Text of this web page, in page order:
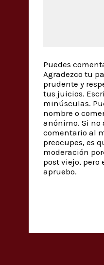
Puedes
Agradezco tu
prudente y
tus juicios.
minúsculas.
nombre o
anónimo. Si no
comentario al
preocupes, es
moderación
post viejo, pero
apruebo.